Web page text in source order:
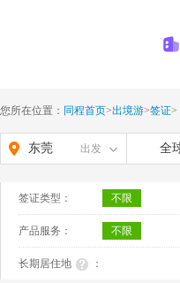
您所在位置： 同程首页>出境游>签证>
东莞 出发 全
签证类型： 不限
产品服务： 不限
长期居住地 ：